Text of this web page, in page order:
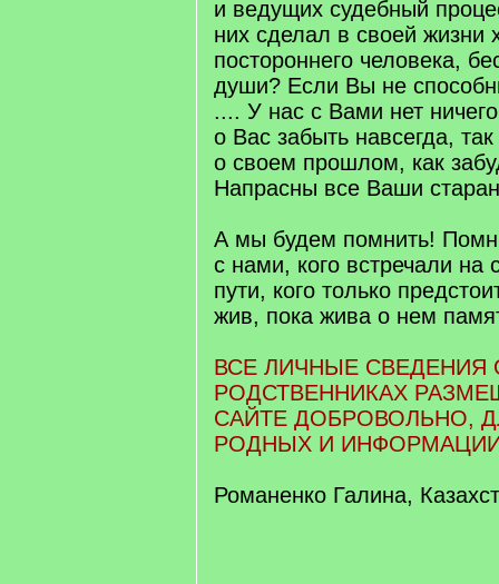
и ведущих судебный
них сделал в своей жизни
постороннего человека,
души? Если Вы не
.... У нас с Вами нет
о Вас забыть навсегда,
о своем прошлом, как
Напрасны все Ваши
А мы будем помнить!
с нами, кого встречали на
пути, кого только
жив, пока жива о нем
ВСЕ ЛИЧНЫЕ
РОДСТВЕННИКАХ
САЙТЕ ДОБРОВОЛЬНО,
РОДНЫХ И
Романенко Галина,